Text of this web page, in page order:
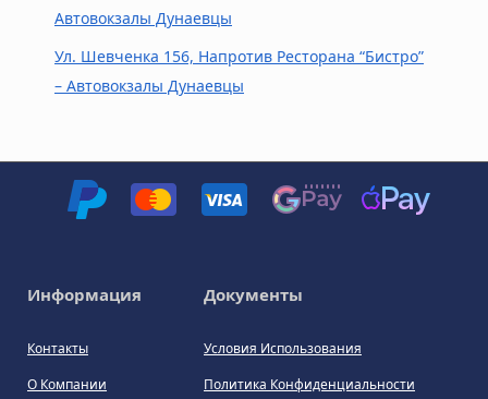
Автовокзалы Дунаевцы
Ул. Шевченка 156, Напротив Ресторана “Бистро”
– Автовокзалы Дунаевцы
Информация
Контакты
О Компании
Документы
Условия Использования
Политика Конфиденциальности